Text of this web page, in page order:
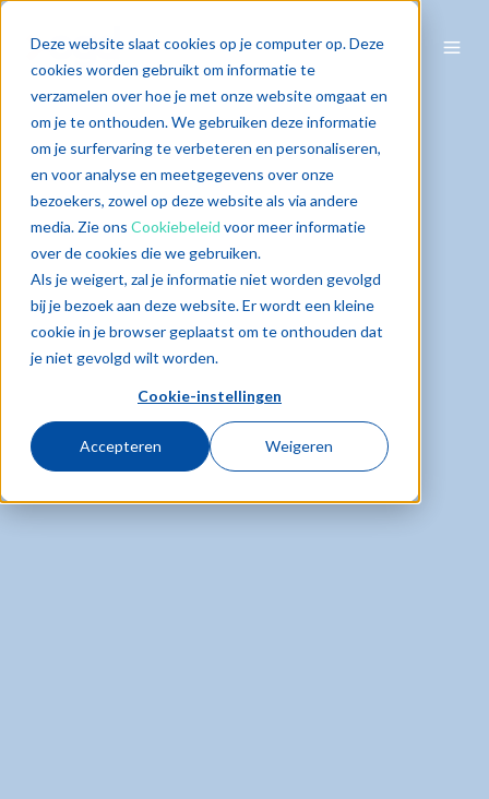
Deze website slaat cookies op je computer op. Deze
cookies worden gebruikt om informatie te
verzamelen over hoe je met onze website omgaat en
om je te onthouden. We gebruiken deze informatie
om je surfervaring te verbeteren en personaliseren,
en voor analyse en meetgegevens over onze
bezoekers, zowel op deze website als via andere
media. Zie ons Cookiebeleid voor meer informatie
over de cookies die we gebruiken.
Als je weigert, zal je informatie niet worden gevolgd
bij je bezoek aan deze website. Er wordt een kleine
cookie in je browser geplaatst om te onthouden dat
je niet gevolgd wilt worden.
Cookie-instellingen
Accepteren Weigeren